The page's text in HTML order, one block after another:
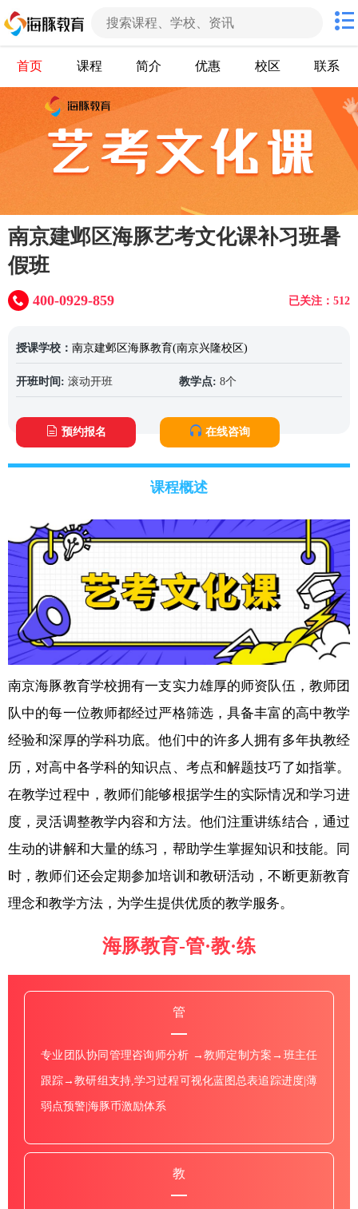
首页 课程 简介 优惠 校区 联系
南京建邺区海豚艺考文化课补习班暑
假班
已关注：512
400-0929-859
授课学校： 南京建邺区海豚教育(南京兴隆校区)
开班时间: 滚动开班 教学点: 8个
预约报名 在线咨询
课程概述
南京海豚教育学校拥有一支实力雄厚的师资队伍，教师团
队中的每一位教师都经过严格筛选，具备丰富的高中教学
经验和深厚的学科功底。他们中的许多人拥有多年执教经
历，对高中各学科的知识点、考点和解题技巧了如指掌。
在教学过程中，教师们能够根据学生的实际情况和学习进
度，灵活调整教学内容和方法。他们注重讲练结合，通过
生动的讲解和大量的练习，帮助学生掌握知识和技能。同
时，教师们还会定期参加培训和教研活动，不断更新教育
理念和教学方法，为学生提供优质的教学服务。
海豚教育-管·教·练
管
专业团队协同管理咨询师分析 →教师定制方案→班主任
跟踪→教研组支持,学习过程可视化蓝图总表追踪进度|薄
弱点预警|海豚币激励体系
教